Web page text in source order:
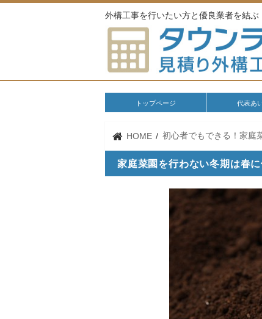
外構工事を行いたい方と優良業者を結ぶ
トップページ 代表あ
HOME 初心者でもできる！家庭
家庭菜園を行わない冬期は春